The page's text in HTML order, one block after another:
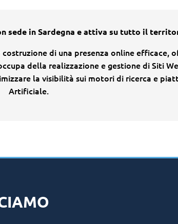
sede in Sardegna e attiva su tutto il
di una presenza online efficace,
della realizzazione e gestione di Siti
la visibilità sui motori di ricerca e
Artificiale.